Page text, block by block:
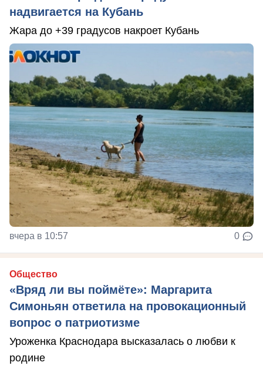
надвигается на Кубань
Жара до +39 градусов накроет Кубань
вчера в 10:57 0
Общество
«Вряд ли вы поймёте»: Маргарита
Симоньян ответила на провокационный
вопрос о патриотизме
Уроженка Краснодара высказалась о любви к
родине